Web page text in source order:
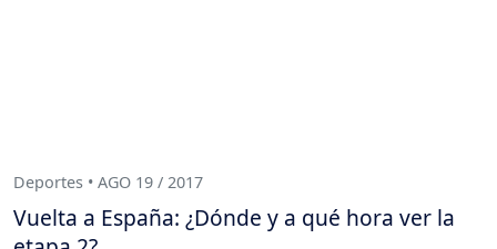
Deportes • AGO 19 / 2017
Vuelta a España: ¿Dónde y a qué hora ver la